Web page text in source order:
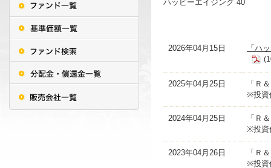
ハッピーエイジング 40
2026年04月15日 「ハ
2025年04月25日
「Ｒ
※投資
2024年04月25日
「Ｒ
※投資
2023年04月26日
「Ｒ
※投資